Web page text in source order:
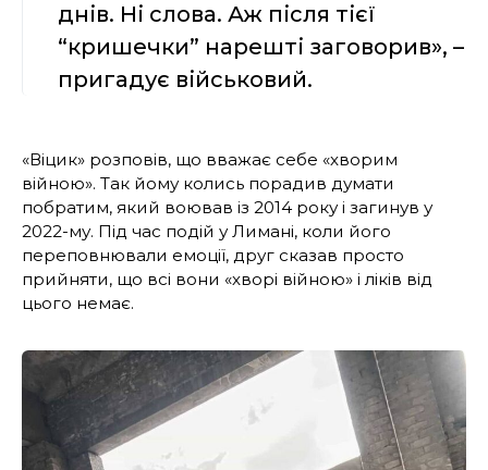
днів. Ні слова. Аж після тієї
“кришечки” нарешті заговорив», –
пригадує військовий.
«Віцик» розповів, що вважає себе «хворим
війною». Так йому колись порадив думати
побратим, який воював із 2014 року і загинув у
2022-му. Під час подій у Лимані, коли його
переповнювали емоції, друг сказав просто
прийняти, що всі вони «хворі війною» і ліків від
цього немає.